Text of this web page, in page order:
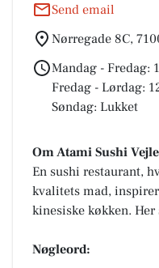
Send email
Nørregade 8C,
Mandag - Fredag:
Fredag - Lørdag:
Søndag: Lukket
Om Atami Sushi
En sushi restaurant,
kvalitets mad,
kinesiske køkken.
Nøgleord: